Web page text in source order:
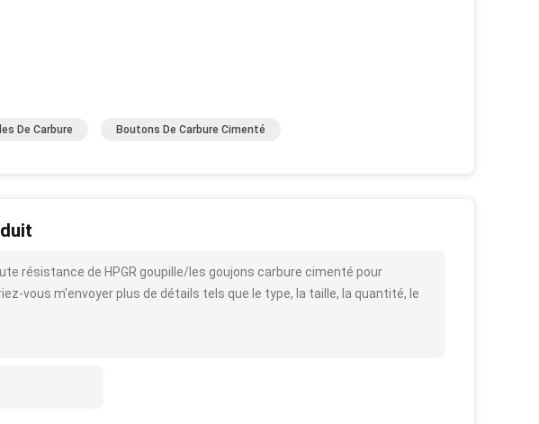
De Carbure Boutons De Carbure Cimenté
résistance de HPGR goupille/les goujons carbure cimenté pour
vous m'envoyer plus de détails tels que le type, la taille, la quantité, le